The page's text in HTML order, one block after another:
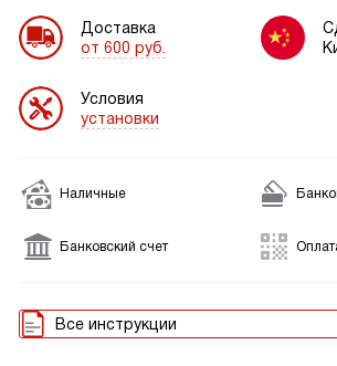
Доставка
от 600 руб.
Условия
установки
Наличные
Банковский счет
Все инструкции